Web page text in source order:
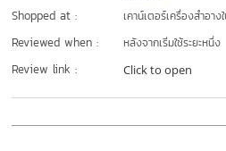
Shopped at : เคาน์เตอร์เครื่องสำอา
Reviewed when : หลังจากเริ่มใช้ระยะหนึ่ง
Review link : Click to open